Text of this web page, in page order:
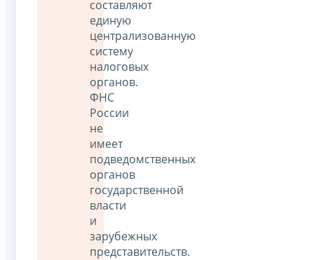
составляют
единую
централизованную
систему
налоговых
органов.
ФНС
России
не
имеет
подведомственных
органов
государственной
власти
и
зарубежных
представительств.